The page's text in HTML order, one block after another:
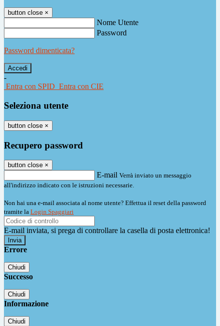
button close ×
Nome Utente
Password
Password dimenticata?
-
Entra con SPID Entra con CIE
Seleziona utente
button close ×
Recupero password
button close ×
E-mail Verrà inviato un messaggio
all'indirizzo indicato con le istruzioni necessarie.
Non hai una e-mail associata al nome utente? Effettua il reset della password
tramite la Login Spaggiari
E-mail inviata, si prega di controllare la casella di posta elettronica!
Errore
Chiudi
Successo
Chiudi
Informazione
Chiudi